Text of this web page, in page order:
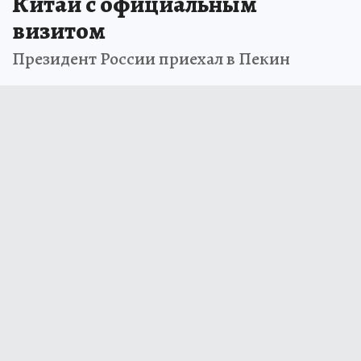
визитом
Президент России приехал в Пекин